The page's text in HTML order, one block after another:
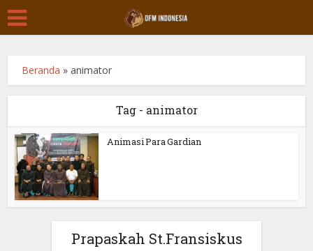
Beranda »animator
Tag - animator
Animasi Para Gardian
Prapaskah St.Fransiskus